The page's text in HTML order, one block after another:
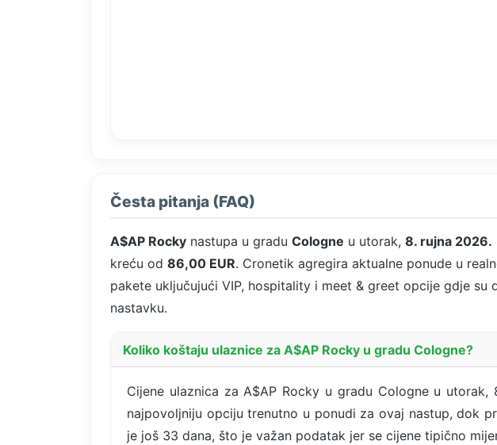
Česta pitanja (FAQ)
A$AP Rocky nastupa u gradu Cologne u utorak, 8. rujna 2026.
kreću od 86,00 EUR. Cronetik agregira aktualne ponude u
pakete uključujući VIP, hospitality i meet & greet opcije gdje
nastavku.
Koliko koštaju ulaznice za A$AP Rocky u gradu Cologne?
Cijene ulaznica za A$AP Rocky u gradu Cologne u
najpovoljniju opciju trenutno u ponudi za ovaj nastup, dok
je još 33 dana, što je važan podatak jer se cijene tipično